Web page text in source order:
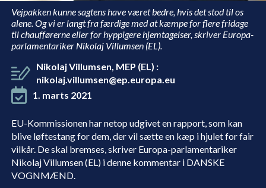
EU-Kommissionen har netop udgivet en rapport, som kan
blive løftestang for dem, der vil sætte en kæp i hjulet for fair
vilkår. De skal bremses, skriver Europa-parlamentariker
Nikolaj Villumsen (EL) i denne kommentar i DANSKE
VOGNMÆND.
Vejpakken kunne sagtens have været bedre, hvis det stod til os
alene. Og vi er langt fra færdige med at kæmpe for flere fridage
til chaufførerne eller for hyppigere hjemtagelser, skriver Europa-
parlamentariker Nikolaj Villumsen (EL).
Nikolaj Villumsen, MEP (EL) :
nikolaj.villumsen@ep.europa.eu
1. marts 2021